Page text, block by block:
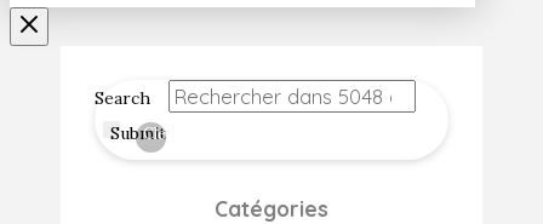
Search
Submit
Clear
Catégories